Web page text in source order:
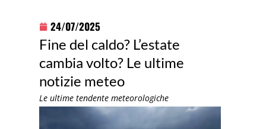
24/07/2025
Fine del caldo? L’estate
cambia volto? Le ultime
notizie meteo
Le ultime tendente meteorologiche